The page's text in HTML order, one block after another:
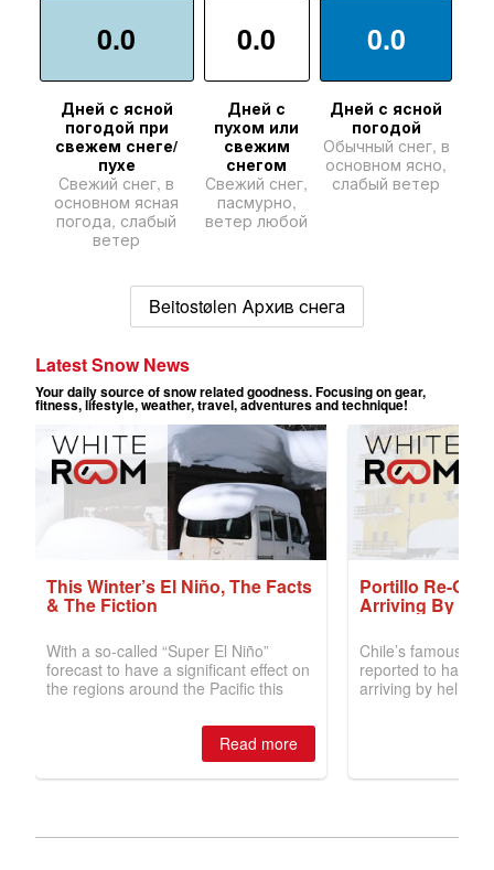
0.0
Дней с ясной
погодой при
свежем снеге/
пухе
Свежий снег, в
основном ясная
погода, слабый
ветер
0.0
Дней с
пухом или
свежим
снегом
Свежий снег,
пасмурно,
ветер любой
0.0
Дней с ясной
погодой
Обычный снег, в
основном ясно,
слабый ветер
Beitostølen Архив снега